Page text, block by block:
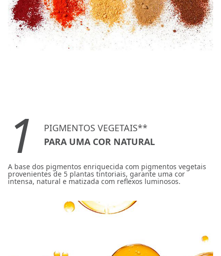
1
PIGMENTOS VEGETAIS**
PARA UMA COR NATURAL
A base dos pigmentos enriquecida com pigmentos vegetais
provenientes de 5 plantas tintoriais, garante uma cor
intensa, natural e matizada com reflexos luminosos.